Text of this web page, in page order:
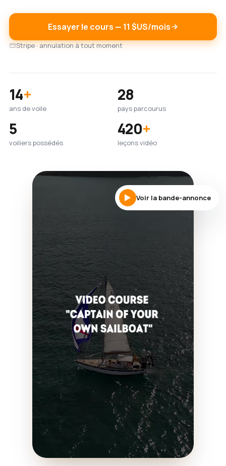
Essayer le cours — 11 $US/mois
Stripe · annulation à tout moment
14+
ans de voile
28
pays parcourus
5
voiliers possédés
420+
leçons vidéo
Voir la bande-annonce